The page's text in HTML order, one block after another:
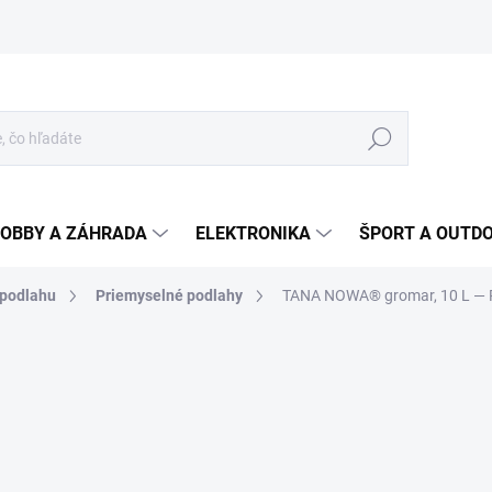
Hľadať
A ZÁHRADA ELEKTRONIKA ŠPORT A
Priemyselné podlahy TANA NOWA® gromar, 10 L —